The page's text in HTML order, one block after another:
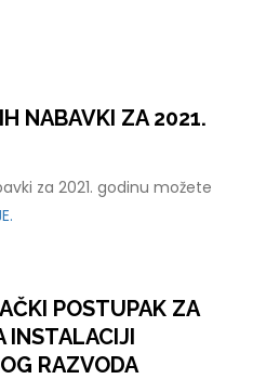
NABAVKI ZA 2021.
za 2021. godinu možete
POSTUPAK ZA
INSTALACIJI
RAZVODA